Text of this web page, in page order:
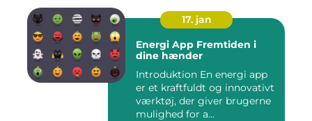
17. jan
Energi App Fremtiden i
dine hænder
Introduktion En energi app
er et kraftfuldt og innovativt
værktøj, der giver brugerne
mulighed for a...